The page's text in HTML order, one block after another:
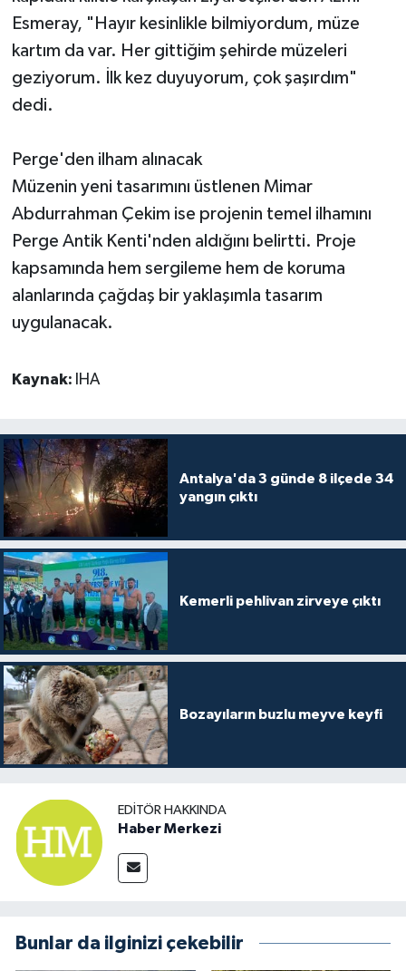
Esmeray, "Hayır kesinlikle bilmiyordum, müze
kartım da var. Her gittiğim şehirde müzeleri
geziyorum. İlk kez duyuyorum, çok şaşırdım"
dedi.
Perge'den ilham alınacak
Müzenin yeni tasarımını üstlenen Mimar
Abdurrahman Çekim ise projenin temel ilhamını
Perge Antik Kenti'nden aldığını belirtti. Proje
kapsamında hem sergileme hem de koruma
alanlarında çağdaş bir yaklaşımla tasarım
uygulanacak.
Kaynak: IHA
Antalya'da 3 günde 8 ilçede 34
yangın çıktı
Kemerli pehlivan zirveye çıktı
Bozayıların buzlu meyve keyfi
EDITÖR HAKKINDA
Haber Merkezi
Bunlar da ilginizi çekebilir